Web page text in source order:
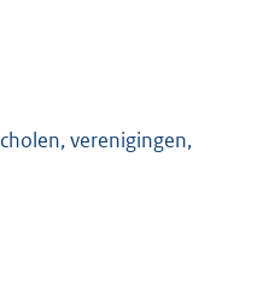
verenigingen,